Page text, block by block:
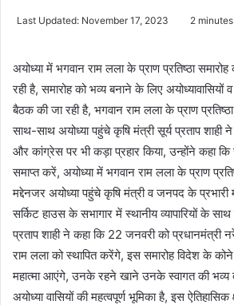
Last Updated: November 17, 2023 2
अयोध्या में भगवान राम लला के प्राण प्रतिष्ठा
रही है, समारोह को भव्य बनाने के लिए अयोध्यावासियों
बैठक की जा रही है, भगवान राम लला के प्राण
साथ-साथ अयोध्या पहुंचे कृषि मंत्री सूर्य प्रताप शाही ने
और कांग्रेस पर भी कड़ा प्रहार किया, उन्होंने कहा
समाप्त करें, अयोध्या में भगवान राम लला के प्राण
मद्देनजर अयोध्या पहुंचे कृषि मंत्री व जनपद के प्रभारी
सर्किट हाउस के सभागार में स्थानीय व्यापारियों के
प्रताप शाही ने कहा कि 22 जनवरी को प्रधानमंत्री
राम लला को स्थापित करेंगे, इस समारोह विदेश के
महात्मा आएंगे, उनके रहने खाने उनके स्वागत की भव्य
अयोध्या वासियों की महत्वपूर्ण भूमिका है, इस ऐतिहासिक